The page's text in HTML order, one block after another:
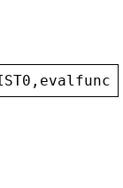
, evalfunc